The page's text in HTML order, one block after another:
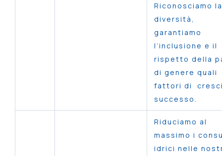
Riconosciamo la
diversità,
garantiamo
l’inclusione e il
rispetto della
di genere quali
fattori di
successo.
Riduciamo al
massimo i
idrici nelle